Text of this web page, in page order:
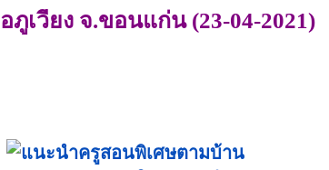
เวียง จ.ขอนแก่น (23-04-2021)